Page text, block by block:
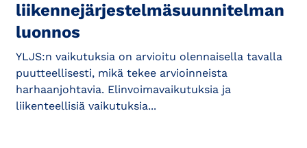
liikennejärjestelmäsuunnitelman
luonnos
YLJS:n vaikutuksia on arvioitu olennaisella tavalla
puutteellisesti, mikä tekee arvioinneista
harhaanjohtavia. Elinvoimavaikutuksia ja
liikenteellisiä vaikutuksia...